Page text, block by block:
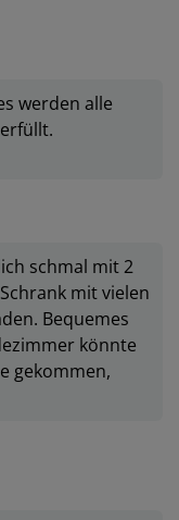
werden alle
schmal mit 2
mit vielen
Bequemes
könnte
gekommen,